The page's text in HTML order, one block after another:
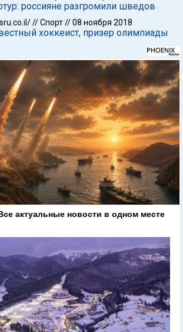
россияне разгромили шведов
//Спорт//08 ноября 2018
хоккеист, призер олимпиады
актуальные новости в одном месте